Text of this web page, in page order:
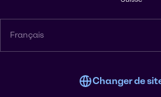
Français
Changer de